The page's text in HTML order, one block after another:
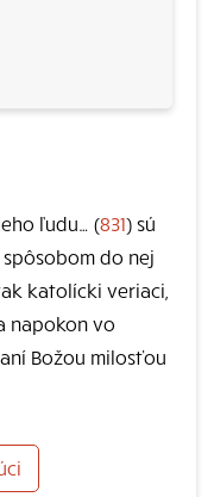
ľudu… (831) sú
do nej
katolícki veriaci,
napokon vo
Božou milosťou